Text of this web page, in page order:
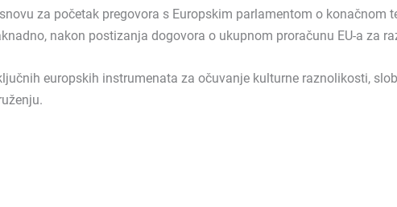
za početak pregovora s Europskim parlamentom o konačnom
nakon postizanja dogovora o ukupnom proračunu EU-a za
europskih instrumenata za očuvanje kulturne raznolikosti,